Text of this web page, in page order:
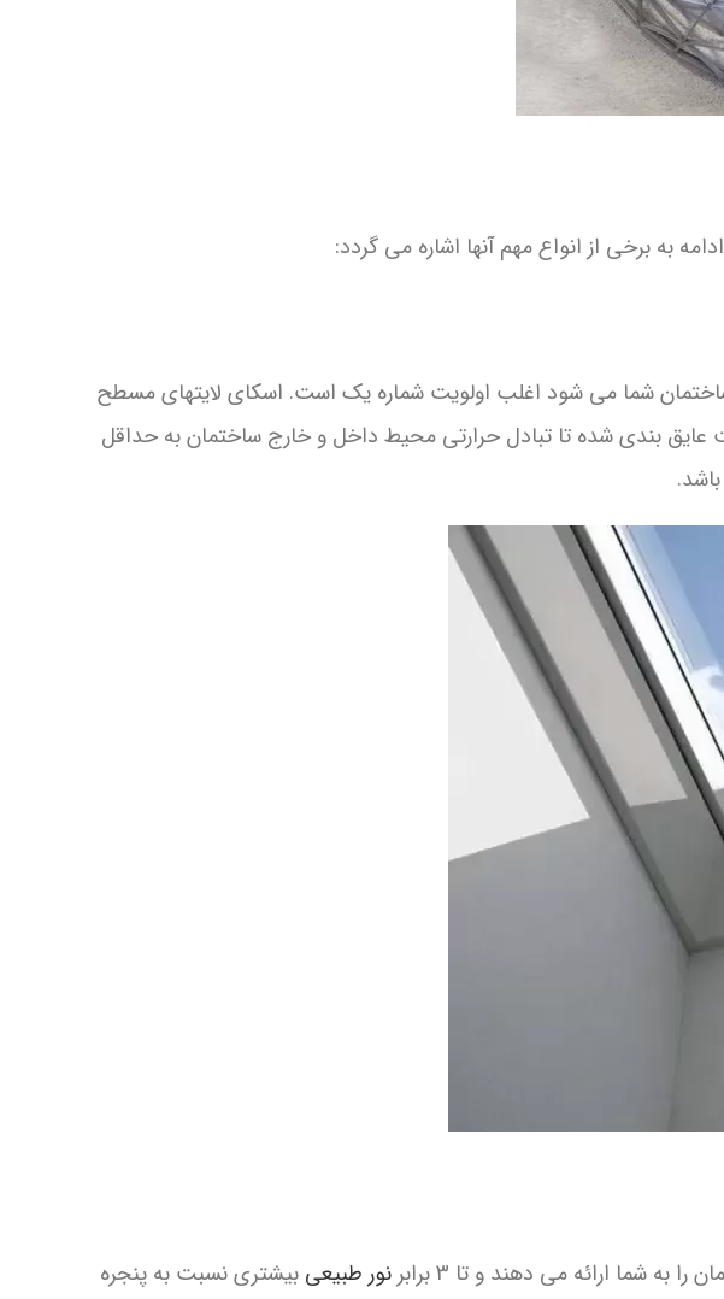
به برخی از انواع مهم آنها اشاره می گردد:
شما می شود اغلب اولویت شماره یک است. اسکای لایتهای مسطح
عایق بندی شده تا تبادل حرارتی محیط داخل و خارج ساختمان به حداقل
شما ارائه می دهند و تا 3 برابر نور طبیعی بیشتری نسبت به پنجره